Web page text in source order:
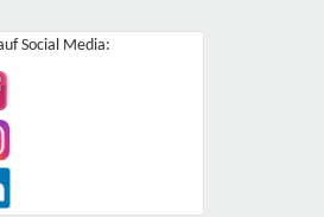
Social Media: